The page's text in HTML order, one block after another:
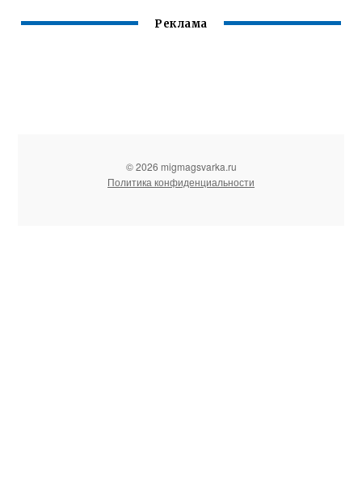
Реклама
© 2026 migmagsvarka.ru
Политика конфиденциальности